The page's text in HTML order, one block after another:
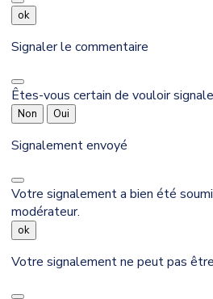
ok
Signaler le commentaire
Êtes-vous certain de vouloir
Non Oui
Signalement envoyé
Votre signalement a bien été
modérateur.
ok
Votre signalement ne peut pas